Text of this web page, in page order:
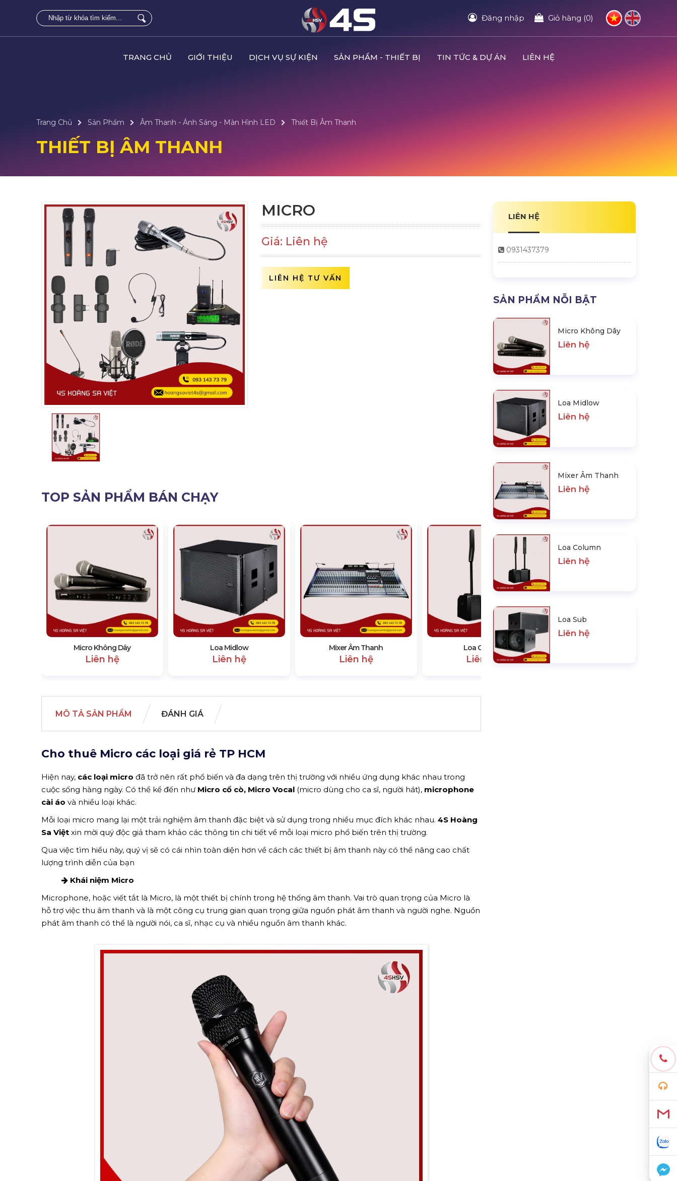
Đăng nhập Giỏ hàng (0)
TRANG CHỦ GIỚI THIỆU DỊCH VỤ SỰ KIỆN SẢN PHẨM - THIẾT BỊ TIN TỨC & DỰ ÁN LIÊN HỆ
Trang Chủ Sản Phẩm Âm Thanh - Ánh Sáng - Màn Hình LED Thiết Bị Âm Thanh
THIẾT BỊ ÂM THANH
MICRO
Giá: Liên hệ
LIÊN HỆ TƯ VẤN
TOP SẢN PHẨM BÁN CHẠY
Micro Không Dây
Liên hệ
Loa Midlow
Liên hệ
Mixer Âm Thanh
Liên hệ
Loa Column
Liên hệ
MÔ TẢ SẢN PHẨM ĐÁNH GIÁ
Cho thuê Micro các loại giá rẻ TP HCM
Hiện nay, các loại micro đã trở nên rất phổ biến và đa dạng trên thị trường với nhiều ứng dụng khác nhau trong
cuộc sống hàng ngày. Có thể kể đến như Micro cổ cò, Micro Vocal (micro dùng cho ca sĩ, người hát), microphone
cài áo và nhiều loại khác.
Mỗi loại micro mang lại một trải nghiệm âm thanh đặc biệt và sử dụng trong nhiều mục đích khác nhau. 4S Hoàng
Sa Việt xin mời quý độc giả tham khảo các thông tin chi tiết về mỗi loại micro phổ biến trên thị trường.
Qua việc tìm hiểu này, quý vị sẽ có cái nhìn toàn diện hơn về cách các thiết bị âm thanh này có thể nâng cao chất
lượng trình diễn của bạn
Khái niệm Micro
Microphone, hoặc viết tắt là Micro, là một thiết bị chính trong hệ thống âm thanh. Vai trò quan trọng của Micro là
hỗ trợ việc thu âm thanh và là một công cụ trung gian quan trọng giữa nguồn phát âm thanh và người nghe. Nguồn
phát âm thanh có thể là người nói, ca sĩ, nhạc cụ và nhiều nguồn âm thanh khác.
LIÊN HỆ
0931437379
SẢN PHẨM NỖI BẬT
Micro Không Dây
Liên hệ
Loa Midlow
Liên hệ
Mixer Âm Thanh
Liên hệ
Loa Column
Liên hệ
Loa Sub
Liên hệ